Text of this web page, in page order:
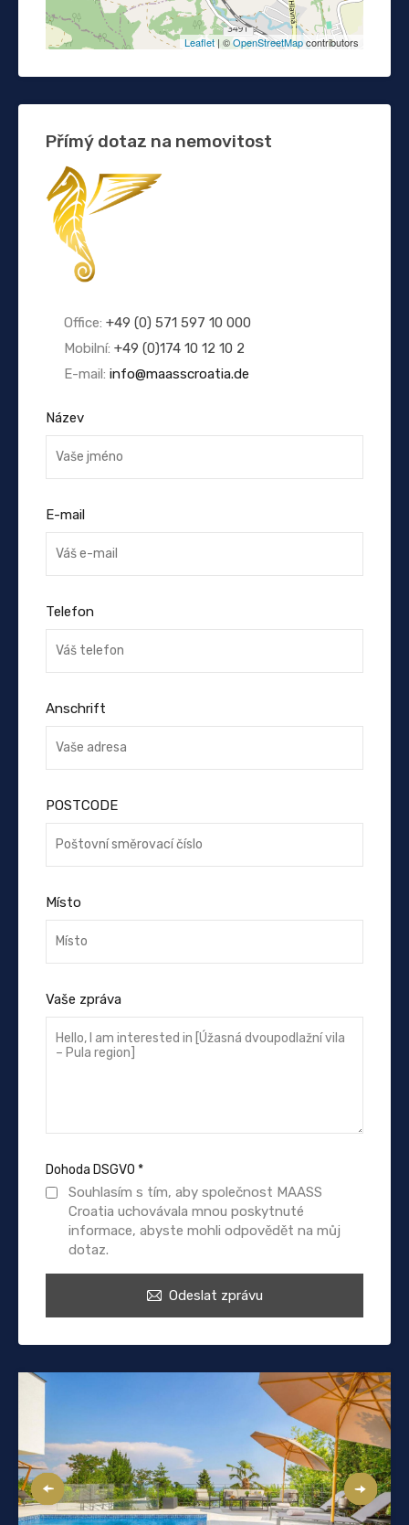
Leaflet | ©OpenStreetMapcontributors
Přímý dotaz na nemovitost
Office: +49 (0) 571 597 10 000
Mobilní: +49 (0)174 10 12 10 2
E-mail: info@maasscroatia.de
Název
E-mail
Telefon
Anschrift
POSTCODE
Místo
Vaše zpráva
Dohoda DSGVO *
Souhlasím s tím, aby společnost MAASS
Croatia uchovávala mnou poskytnuté
informace, abyste mohli odpovědět na můj
dotaz.
Odeslat zprávu